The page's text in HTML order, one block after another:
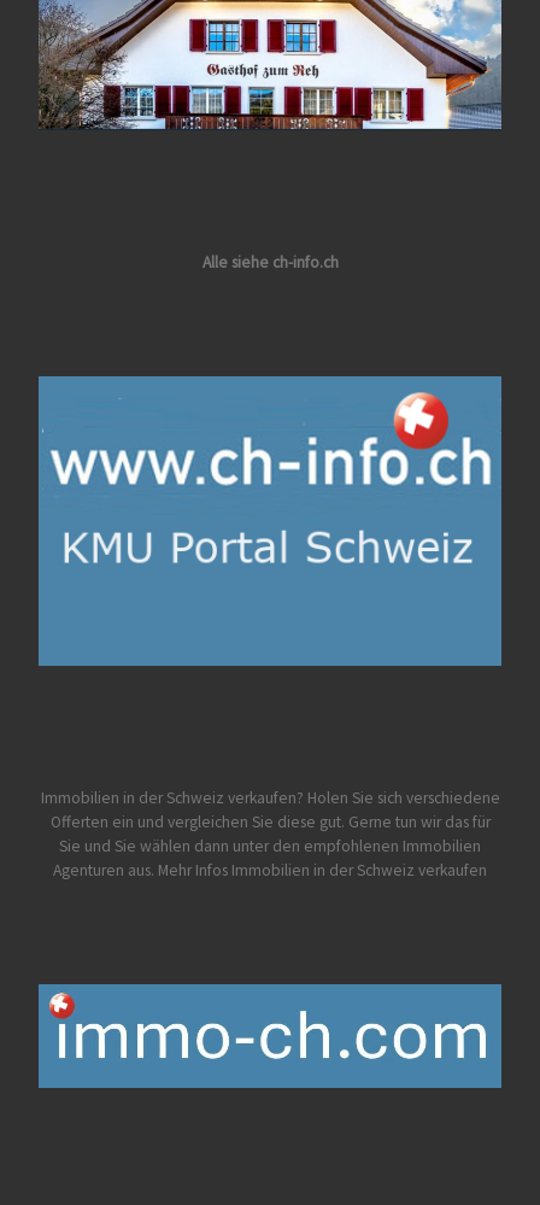
Alle siehe ch-info.ch
Immobilien in der Schweiz verkaufen? Holen Sie sich verschiedene
Offerten ein und vergleichen Sie diese gut. Gerne tun wir das für
Sie und Sie wählen dann unter den empfohlenen Immobilien
Agenturen aus. Mehr Infos Immobilien in der Schweiz verkaufen